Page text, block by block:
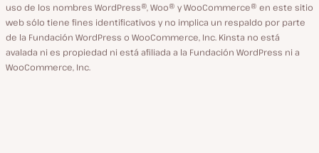
uso de los nombres WordPress®, Woo® y WooCommerce® en este sitio
web sólo tiene fines identificativos y no implica un respaldo por parte
de la Fundación WordPress o WooCommerce, Inc. Kinsta no está
avalada ni es propiedad ni está afiliada a la Fundación WordPress ni a
WooCommerce, Inc.